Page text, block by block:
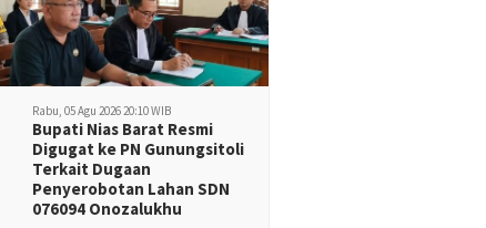
Rabu, 05 Agu 2026 20:10 WIB
Bupati Nias Barat Resmi
Digugat ke PN Gunungsitoli
Terkait Dugaan
Penyerobotan Lahan SDN
076094 Onozalukhu